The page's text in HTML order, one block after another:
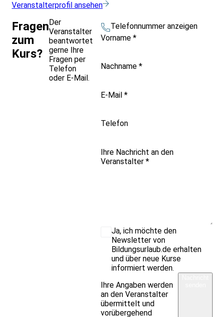
Veranstalterprofil ansehen
Fragen
zum
Kurs?
Der
Veranstalter
beantwortet
gerne Ihre
Fragen per
Telefon
oder E-Mail.
Telefonnummer anzeigen
Vorname *
Nachname *
E-Mail *
Telefon
Ihre Nachricht an den
Veranstalter *
Ja, ich möchte den
Newsletter von
Bildungsurlaub.de erhalten
und über neue Kurse
informiert werden.
Ihre Angaben werden
an den Veranstalter
übermittelt und
vorübergehend